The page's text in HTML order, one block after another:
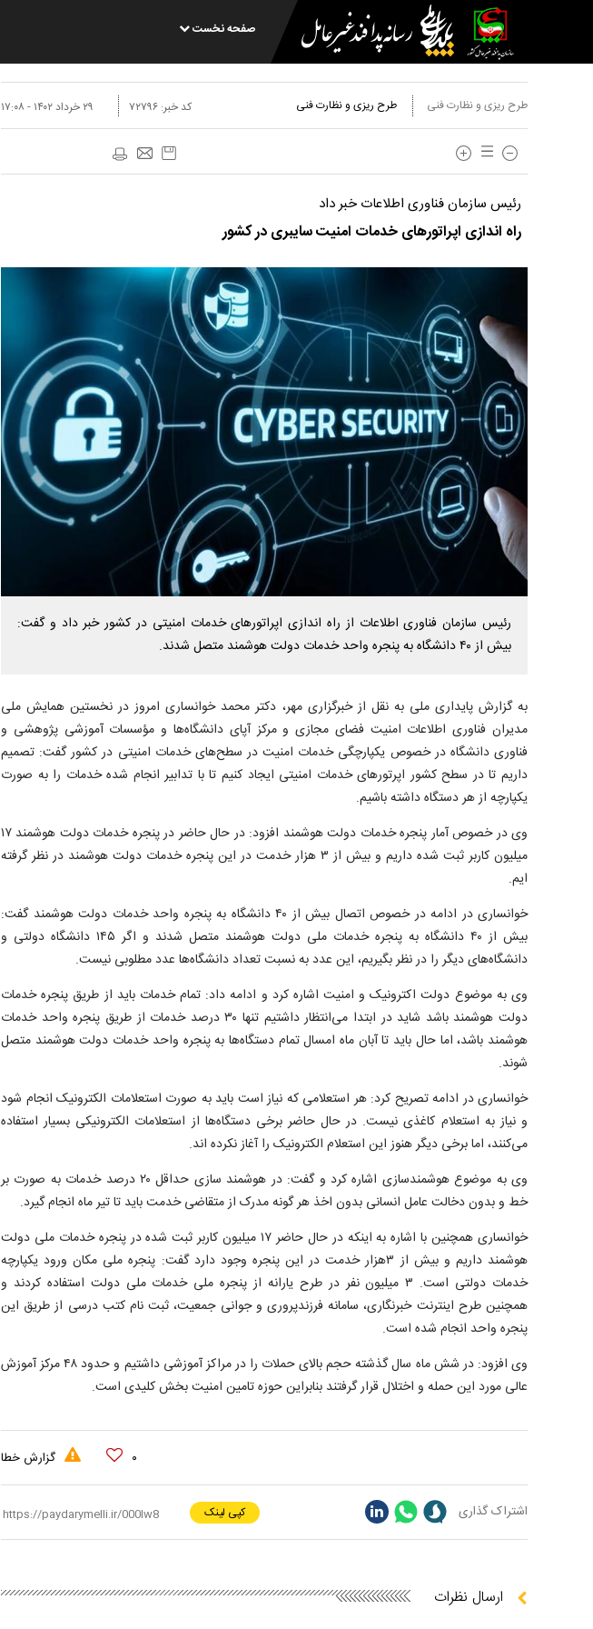
صفحه نخست
طرح ریزی و نظارت فنی طرح ریزی و نظارت فنی ۲۹ خرداد ۱۴۰۲ - ۱۷:۰۸ کد خبر: ۷۲۷۹۶
رئیس سازمان فناوری اطلاعات خبر داد
راه اندازی اپراتور‌های خدمات امنیت سایبری در کشور
رئیس سازمان فناوری اطلاعات از راه اندازی اپراتور‌های خدمات امنیتی در کشور خبر داد و گفت:
بیش از ۴۰ دانشگاه به پنجره واحد خدمات دولت هوشمند متصل شدند.
به گزارش پایداری ملی به نقل از خبرگزاری مهر، دکتر محمد خوانساری امروز در نخستین همایش ملی
مدیران فناوری اطلاعات امنیت فضای مجازی و مرکز آپای دانشگاه‌ها و مؤسسات آموزشی پژوهشی و
فناوری دانشگاه در خصوص یکپارچگی خدمات امنیت در سطح‌های خدمات امنیتی در کشور گفت: تصمیم
داریم تا در سطح کشور اپرتور‌های خدمات امنیتی ایجاد کنیم تا با تدابیر انجام شده خدمات را به صورت
یکپارچه از هر دستگاه داشته باشیم.
وی در خصوص آمار پنجره خدمات دولت هوشمند افزود: در حال حاضر در پنجره خدمات دولت هوشمند ۱۷
میلیون کاربر ثبت شده داریم و بیش از ۳ هزار خدمت در این پنجره خدمات دولت هوشمند در نظر گرفته
ایم.
خوانساری در ادامه در خصوص اتصال بیش از ۴۰ دانشگاه به پنجره واحد خدمات دولت هوشمند گفت:
بیش از ۴۰ دانشگاه به پنجره خدمات ملی دولت هوشمند متصل شدند و اگر ۱۴۵ دانشگاه دولتی و
دانشگاه‌های دیگر را در نظر بگیریم، این عدد به نسبت تعداد دانشگاه‌ها عدد مطلوبی نیست.
وی به موضوع دولت اکترونیک و امنیت اشاره کرد و ادامه داد: تمام خدمات باید از طریق پنجره خدمات
دولت هوشمند باشد شاید در ابتدا می‌انتظار داشتیم تنها ۳۰ درصد خدمات از طریق پنجره واحد خدمات
هوشمند باشد، اما حال باید تا آبان ماه امسال تمام دستگاه‌ها به پنجره واحد خدمات دولت هوشمند متصل
شوند.
خوانساری در ادامه تصریح کرد: هر استعلامی که نیاز است باید به صورت استعلامات الکترونیک انجام شود
و نیاز به استعلام کاغذی نیست. در حال حاضر برخی دستگاه‌ها از استعلامات الکترونیکی بسیار استفاده
می‌کنند، اما برخی دیگر هنوز این استعلام الکترونیک را آغاز نکرده اند.
وی به موضوع هوشمندسازی اشاره کرد و گفت: در هوشمند سازی حداقل ۲۰ درصد خدمات به صورت بر
خط و بدون دخالت عامل انسانی بدون اخذ هر گونه مدرک از متقاضی خدمت باید تا تیر ماه انجام گیرد.
خوانساری همچنین با اشاره به اینکه در حال حاضر ۱۷ میلیون کاربر ثبت شده در پنجره خدمات ملی دولت
هوشمند داریم و بیش از ۳هزار خدمت در این پنجره وجود دارد گفت: پنجره ملی مکان ورود یکپارچه
خدمات دولتی است. ۳ میلیون نفر در طرح یارانه از پنجره ملی خدمات ملی دولت استفاده کردند و
همچنین طرح اینترنت خبرنگاری، سامانه فرزندپروری و جوانی جمعیت، ثبت نام کتب درسی از طریق این
پنجره واحد انجام شده است.
وی افزود: در شش ماه سال گذشته حجم بالای حملات را در مراکز آموزشی داشتیم و حدود ۴۸ مرکز آموزش
عالی مورد این حمله و اختلال قرار گرفتند بنابراین حوزه تامین امنیت بخش کلیدی است.
۰ گزارش خطا
اشتراک گذاری کپی لینک
ارسال نظرات